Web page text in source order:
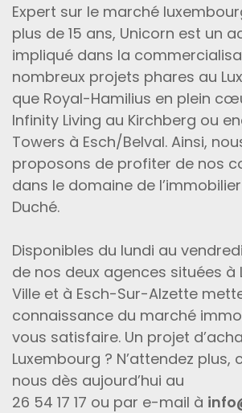
Expert sur le marché
plus de 15 ans, Unicorn est un
impliqué dans la
nombreux projets phares au
que Royal-Hamilius en plein
Infinity Living au Kirchberg ou
Towers à Esch/Belval. Ainsi,
proposons de profiter de nos
dans le domaine de
Duché.
Disponibles du lundi au
de nos deux agences situées à
Ville et à Esch-Sur-Alzette
connaissance du marché
vous satisfaire. Un projet
Luxembourg ? N’attendez
nous dès aujourd’hui au
26 54 17 17 ou par e-mail à